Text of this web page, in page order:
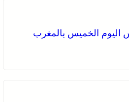
اليوم الخميس بالمغرب